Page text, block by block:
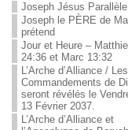
Joseph Jésus Parallèle
Joseph le PÈRE de
prétend
Jour et Heure –
24:36 et Marc 13:32
L’Arche d’Alliance /
Commandements de
seront révélés le
13 Février 2037.
L’Arche d’Alliance et